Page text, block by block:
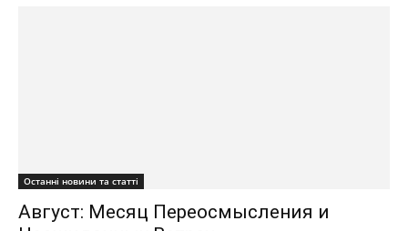
Останні новини та статті
Август: Месяц Переосмысления и